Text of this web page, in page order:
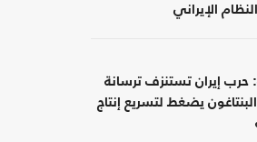
الإيراني
حرب إيران تستنزف ترسانة
البنتاغون يضغط لتسريع إنتاج